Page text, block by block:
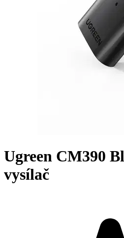
Ugreen CM390
vysílač